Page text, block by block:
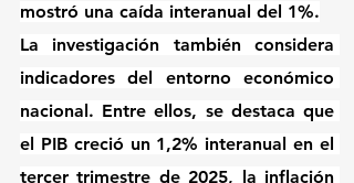
mostró una caída interanual del 1%.
La investigación también considera
indicadores del entorno económico
nacional. Entre ellos, se destaca que
el PIB creció un 1,2% interanual en el
tercer trimestre de 2025, la inflación